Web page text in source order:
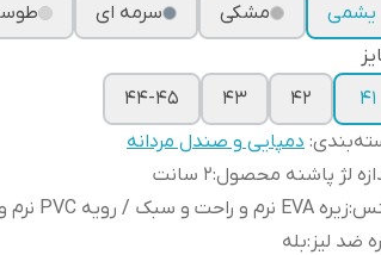
یشمی
مشکی سرمه ای
41
42
43
44-45
: دمپایی و صندل مردانه
لژ پاشنه محصول:2 سانت
:زیره EVA نرم و راحت و سبک / رویه PVC نرم و منعطف
ضد لیز :بله